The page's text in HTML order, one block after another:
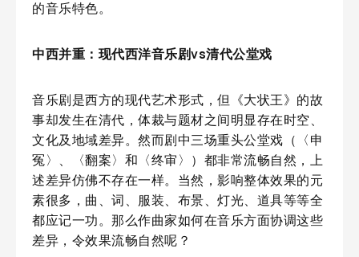
的音乐特色。
中西并重：现代西洋音乐剧vs清代公堂戏
音乐剧是西方的现代艺术形式，但《大状王》的故
事却发生在清代，体裁与题材之间明显存在时空、
文化及地域差异。然而剧中三场重头公堂戏（〈申
冤〉、〈翻案〉和〈终审〉）都非常流畅自然，上
述差异仿佛不存在一样。当然，影响整体效果的元
素很多，曲、词、服装、布景、灯光、道具等等全
都应记一功。那么作曲家如何在音乐方面协调这些
差异，令效果流畅自然呢？